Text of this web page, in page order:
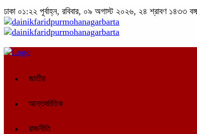
ঢাকা ০১:২২ পূর্বাহ্ন, রবিবার, ০৯ অগাস্ট ২০২৬, ২৪ শ্রাবণ ১৪৩৩
জাতীয়
আন্তর্জাতিক
রাজনীতি